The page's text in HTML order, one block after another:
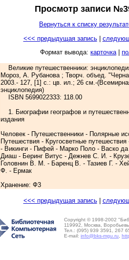
Просмотр записи
Вернуться к списку
<<< предыдущая запись|
Формат вывода: карточка
Великие путешественники:
Мороз, А. Рубанова ; Творч. объед.
2003.- 127, [1] с.: цв. ил.; 26 см.-
энциклопедия)
ISBN 5699022333: 118.00
1. Биографии географов и
издания
Человек - Путешественники - Полярные
Путешествия - Кругосветные
- Викинги - Пифей - Марко Поло - Васко
Диаш - Беринг Витус - Дежнев С. И. -
Головнин В. М. - Баренц В. - Тазиев Г. -
Ф. - Ермак
Хранение: Ф3
<<< предыдущая запись|
Copyright © 1998-2002
119992, Москва,
Тел.: (095) 939 3591, 267
E-mail: info@bks-mgu.ru